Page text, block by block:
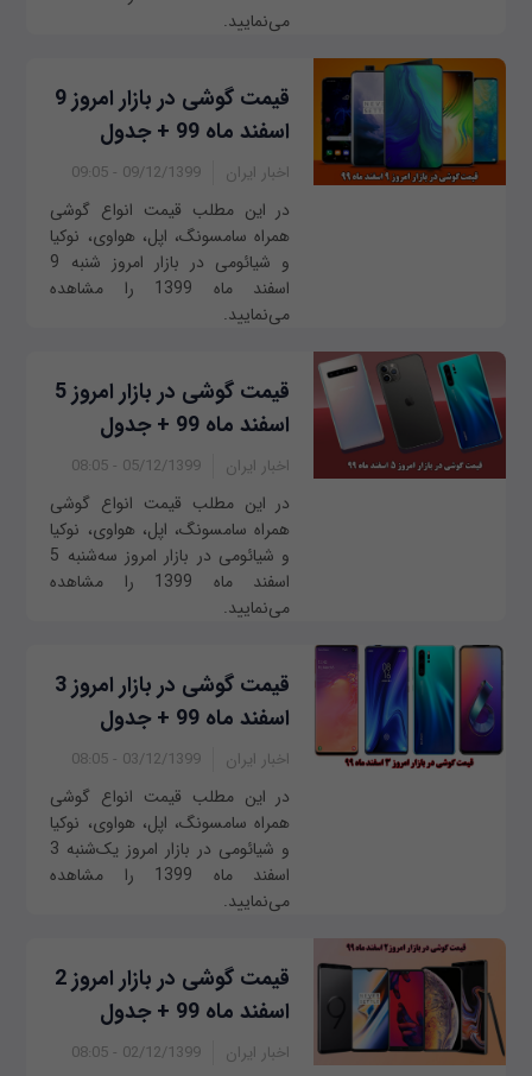
می‌نمایید.
قیمت گوشی در بازار امروز 9
اسفند ماه 99 + جدول
اخبار ایران 09/12/1399 - 09:05
در این مطلب قیمت انواع گوشی
همراه سامسونگ، اپل، هواوی، نوکیا
و شیائومی در بازار امروز ‌‌شنبه 9
اسفند ماه 1399 را مشاهده
می‌نمایید.
قیمت گوشی در بازار امروز 5
اسفند ماه 99 + جدول
اخبار ایران 05/12/1399 - 08:05
در این مطلب قیمت انواع گوشی
همراه سامسونگ، اپل، هواوی، نوکیا
و شیائومی در بازار امروز سه‌‌شنبه 5
اسفند ماه 1399 را مشاهده
می‌نمایید.
قیمت گوشی در بازار امروز 3
اسفند ماه 99 + جدول
اخبار ایران 03/12/1399 - 08:05
در این مطلب قیمت انواع گوشی
همراه سامسونگ، اپل، هواوی، نوکیا
و شیائومی در بازار امروز یک‌شنبه 3
اسفند ماه 1399 را مشاهده
می‌نمایید.
قیمت گوشی در بازار امروز 2
اسفند ماه 99 + جدول
اخبار ایران 02/12/1399 - 08:05